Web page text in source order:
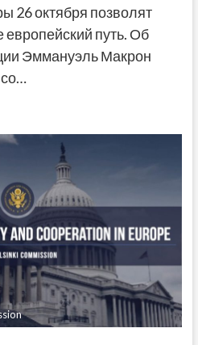
26 октября позволят
европейский путь. Об
Эммануэль Макрон
со…